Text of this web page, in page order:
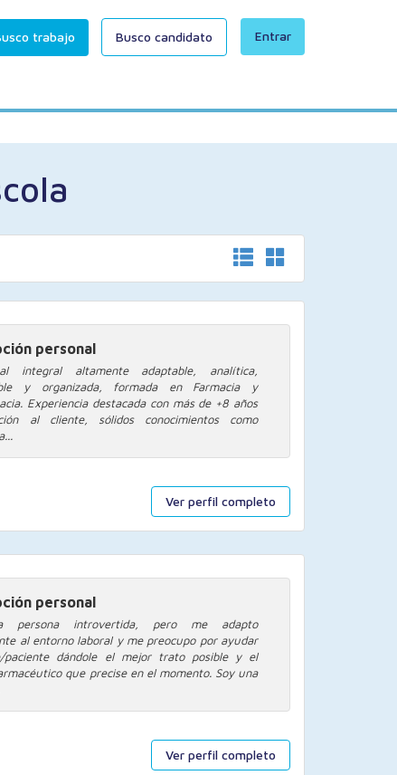
Entrar
trabajo Busco candidato
Ver perfil completo
personal
integral altamente adaptable, analítica,
y organizada, formada en Farmacia y
Experiencia destacada con más de +8 años
al cliente, sólidos conocimientos como
Ver perfil completo
personal
persona introvertida, pero me adapto
al entorno laboral y me preocupo por ayudar
paciente dándole el mejor trato posible y el
que precise en el momento. Soy una